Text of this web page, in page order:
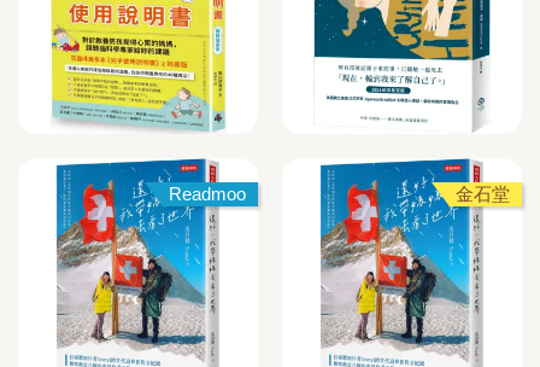
Readmoo 金石堂